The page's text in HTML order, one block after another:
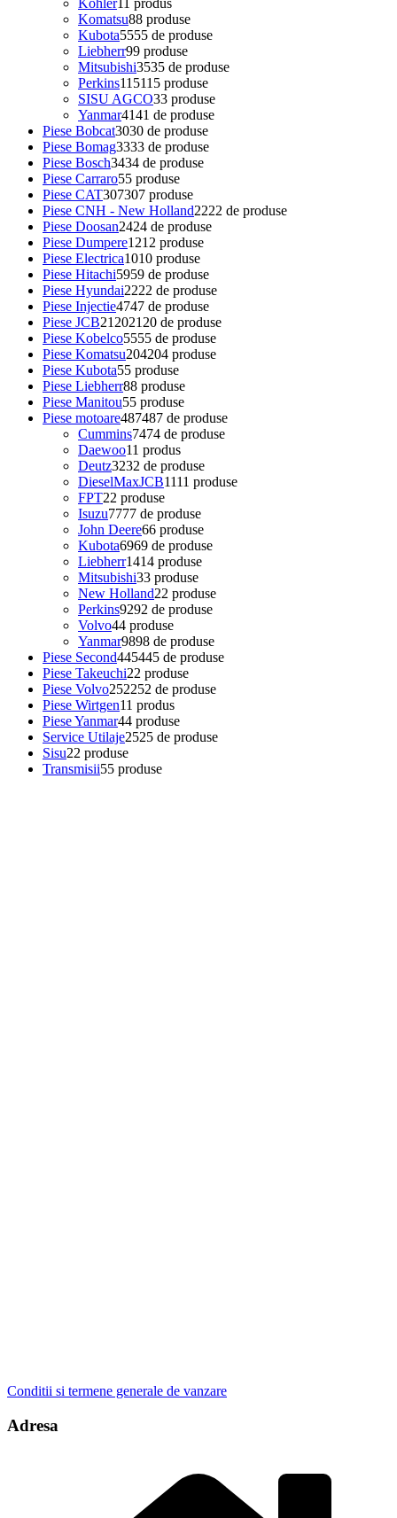
Kohler11 produs
Komatsu88 produse
Kubota5555 de produse
Liebherr99 produse
Mitsubishi3535 de produse
Perkins115115 produse
SISU AGCO33 produse
Yanmar4141 de produse
Piese Bobcat3030 de produse
Piese Bomag3333 de produse
Piese Bosch3434 de produse
Piese Carraro55 produse
Piese CAT307307 produse
Piese CNH - New Holland2222 de produse
Piese Doosan2424 de produse
Piese Dumpere1212 produse
Piese Electrica1010 produse
Piese Hitachi5959 de produse
Piese Hyundai2222 de produse
Piese Injectie4747 de produse
Piese JCB21202120 de produse
Piese Kobelco5555 de produse
Piese Komatsu204204 produse
Piese Kubota55 produse
Piese Liebherr88 produse
Piese Manitou55 produse
Piese motoare487487 de produse
Cummins7474 de produse
Daewoo11 produs
Deutz3232 de produse
DieselMaxJCB1111 produse
FPT22 produse
Isuzu7777 de produse
John Deere66 produse
Kubota6969 de produse
Liebherr1414 produse
Mitsubishi33 produse
New Holland22 produse
Perkins9292 de produse
Volvo44 produse
Yanmar9898 de produse
Piese Second445445 de produse
Piese Takeuchi22 produse
Piese Volvo252252 de produse
Piese Wirtgen11 produs
Piese Yanmar44 produse
Service Utilaje2525 de produse
Sisu22 produse
Transmisii55 produse
Conditii si termene generale de vanzare
Adresa